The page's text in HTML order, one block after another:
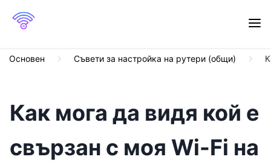
Основен Съвети за настройка на рутери (общи)
Как мога да видя кой е
свързан с моя Wi-Fi на